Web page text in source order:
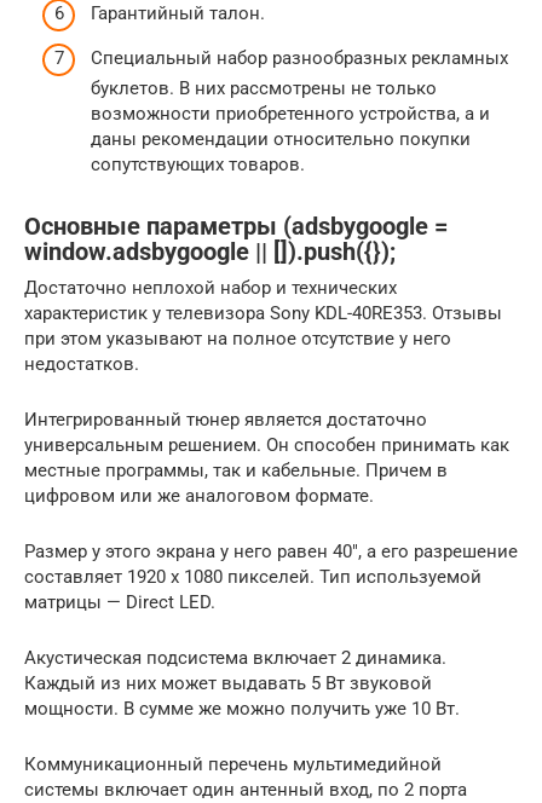
Гарантийный талон.
Специальный набор разнообразных рекламных
буклетов. В них рассмотрены не только
возможности приобретенного устройства, а и
даны рекомендации относительно покупки
сопутствующих товаров.
Основные параметры (adsbygoogle =
window.adsbygoogle || []).push({});
Достаточно неплохой набор и технических
характеристик у телевизора Sony KDL-40RE353. Отзывы
при этом указывают на полное отсутствие у него
недостатков.
Интегрированный тюнер является достаточно
универсальным решением. Он способен принимать как
местные программы, так и кабельные. Причем в
цифровом или же аналоговом формате.
Размер у этого экрана у него равен 40″, а его разрешение
составляет 1920 х 1080 пикселей. Тип используемой
матрицы — Direct LED.
Акустическая подсистема включает 2 динамика.
Каждый из них может выдавать 5 Вт звуковой
мощности. В сумме же можно получить уже 10 Вт.
Коммуникационный перечень мультимедийной
системы включает один антенный вход, по 2 порта